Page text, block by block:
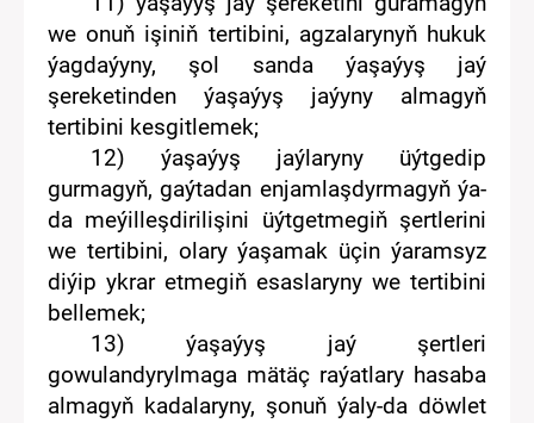
we onuň işiniň tertibini, agzalarynyň hukuk
ýagdaýyny, şol sanda ýaşaýyş jaý
şereketinden ýaşaýyş jaýyny almagyň
tertibini kesgitlemek;
12) ýaşaýyş jaý laryny üýtgedip
gurmagyň, gaýtadan enjamlaşdyrmagyňýa-
da meýilleşdirilişini üýtgetmegiň şertlerini
we tertibini, olary ýaşamak üçin ýaramsyz
diýip ykrar etmegiň esaslaryny we tertibini
bellemek;
13)ýaşaýyş jaý şertleri
gowulandyrylmaga mätäç raýatlary hasaba
almagyň kadalaryny, şonuň ýaly-da döwlet